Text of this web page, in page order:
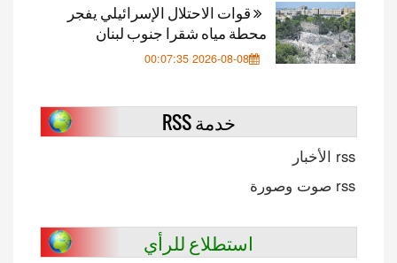
قوات الاحتلال الإسرائيلي يفجر
محطة مياه شقرا جنوب لبنان
2026-08-08 00:07:35
خدمة RSS
rss الأخبار
rss صوت وصورة
استطلاع للرأي